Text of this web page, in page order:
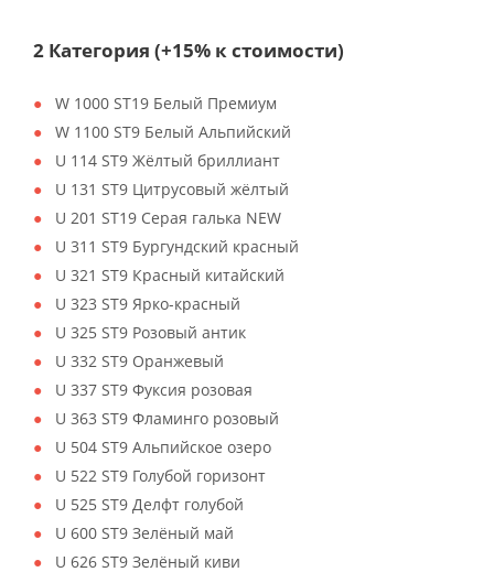
2 Категория (+15% к стоимости)
W 1000 ST19 Белый Премиум
W 1100 ST9 Белый Альпийский
U 114 ST9 Жёлтый бриллиант
U 131 ST9 Цитрусовый жёлтый
U 201 ST19 Серая галька NEW
U 311 ST9 Бургундский красный
U 321 ST9 Красный китайский
U 323 ST9 Ярко-красный
U 325 ST9 Розовый антик
U 332 ST9 Оранжевый
U 337 ST9 Фуксия розовая
U 363 ST9 Фламинго розовый
U 504 ST9 Альпийское озеро
U 522 ST9 Голубой горизонт
U 525 ST9 Делфт голубой
U 600 ST9 Зелёный май
U 626 ST9 Зелёный киви